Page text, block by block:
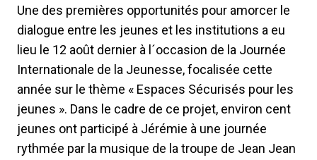
Une des premières opportunités pour amorcer le
dialogue entre les jeunes et les institutions a eu
lieu le 12 août dernier à l´occasion de la Journée
Internationale de la Jeunesse, focalisée cette
année sur le thème « Espaces Sécurisés pour les
jeunes ». Dans le cadre de ce projet, environ cent
jeunes ont participé à Jérémie à une journée
rythmée par la musique de la troupe de Jean Jean